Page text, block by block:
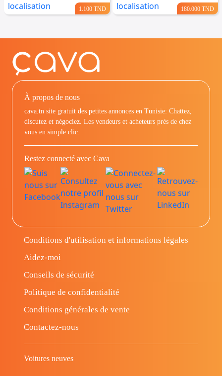
1.100 TND 180.000 TND
À propos de nous
cava.tn site gratuit des petites annonces en Tunisie: Chattez,
discutez et négociez. Les vendeurs et acheteurs prés de chez
vous en simple clic.
Restez connecté avec Cava
Conditions d'utilisation et informations légales
Aidez-moi
Conseils de sécurité
Politique de confidentialité
Conditions générales de vente
Contactez-nous
Voitures neuves